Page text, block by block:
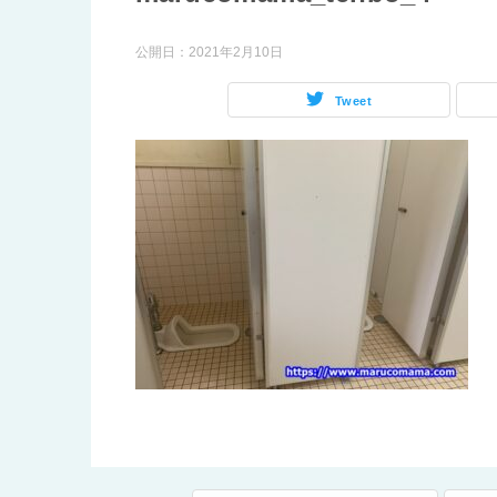
公開日： 2021年2月10日
Tweet